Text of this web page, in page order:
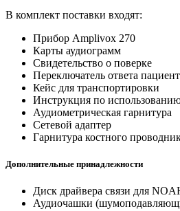
В комплект поставки входят:
Прибор Amplivox 270
Карты аудиограмм
Свидетельство о поверке
Переключатель ответа
Кейс для транспортировки
Инструкция по
Аудиометрическая гарнитура
Сетевой адаптер
Гарнитура костного
Дополнительные принадлежности
Диск драйвера связи для
Аудиочашки